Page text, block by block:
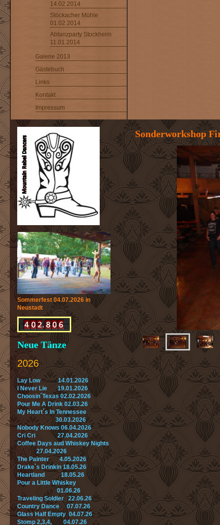
14.02.2014
Stöckacher Mühle
01.02.2014
Abtanzparty Stockheim
11.01.2014
Galerie 2013
Gästebuch
Links
Kontakt
Impressum
Sonderworkshop
Sommerfest 04.07.2026 in
Neustadt
Neue Tänze
2026
Lay Low 14.01.2026
I Never Lie 19.01.2026
Choosin´Texas 02.02.2026
Pour Me A Drink 02.03.26
My Heart´s In Tennessee
30.03.2026
Nobody Knows 06.04.2026
Cri Cri 27.04.2026
Coffee Days aud Whiskey Nights
27.04.2026
The Painter 4.05.2026
Drake`s Drinkin 18.05.26
Heartland 18.05.26
Pour a Little Whiskey
01.06.26
Traveling Soldier 22.06.26
Country Dance 07.07.26
Glass Half Empty 04.07.26
Stomp 2,3,4, 04.07.26